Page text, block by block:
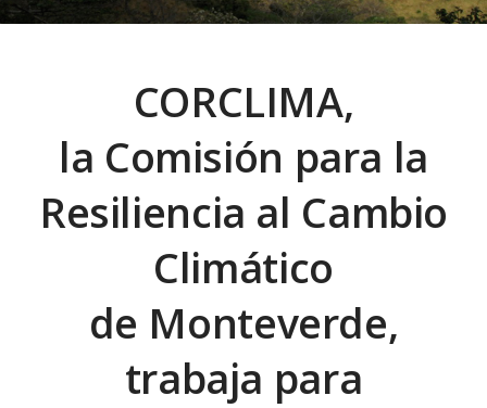
CORCLIMA,
la Comisión para la
Resiliencia al Cambio
Climático
de Monteverde,
trabaja para